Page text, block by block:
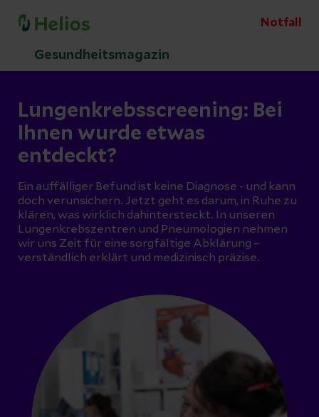
Notfall
Gesundheitsmagazin
Lungenkrebsscreening: Bei
Ihnen wurde etwas
entdeckt?
Ein auffälliger Befund ist keine Diagnose - und kann
doch verunsichern. Jetzt geht es darum, in Ruhe zu
klären, was wirklich dahintersteckt. In unseren
Lungenkrebszentren und Pneumologien nehmen
wir uns Zeit für eine sorgfältige Abklärung –
verständlich erklärt und medizinisch präzise.